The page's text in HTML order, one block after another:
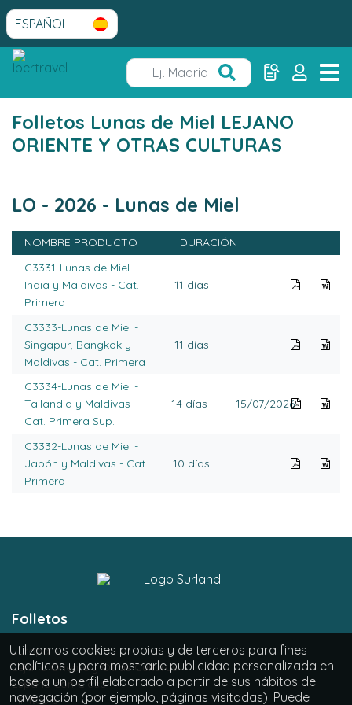
Folletos Lunas de Miel LEJANO
ORIENTE Y OTRAS CULTURAS
LO - 2026 - Lunas de Miel
NOMBRE PRODUCTO
DURACIÓN
C3331-Lunas de Miel -
India y Maldivas - Cat.
Primera
11 días
C3333-Lunas de Miel -
Singapur, Bangkok y
Maldivas - Cat. Primera
11 días
C3334-Lunas de Miel -
Tailandia y Maldivas -
Cat. Primera Sup.
14 días 15/07/2026
C3332-Lunas de Miel -
Japón y Maldivas - Cat.
Primera
10 días
Folletos
Europa
Lejano Oriente y Otras Culturas
España con Clase
Minitours
Utilizamos cookies propias y de terceros para fines
analíticos y para mostrarle publicidad personalizada en
base a un perfil elaborado a partir de sus hábitos de
navegación (por ejemplo, páginas visitadas). Puede